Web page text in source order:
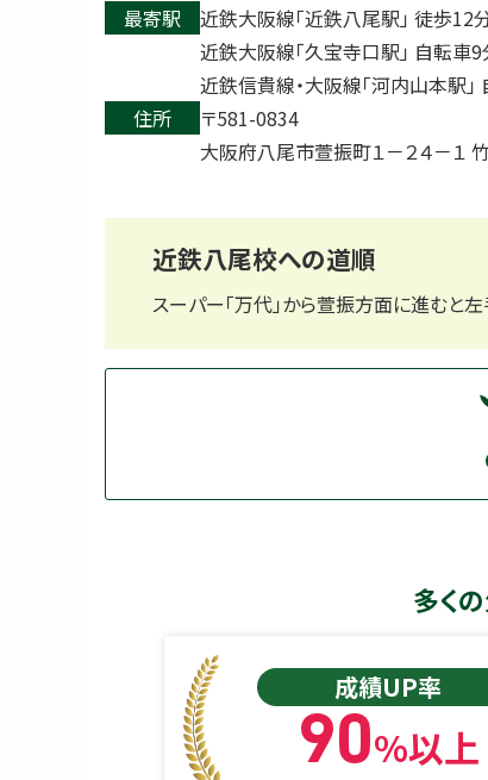
最寄駅
近鉄大阪線「近鉄八尾駅」 徒歩12
近鉄大阪線「久宝寺口駅」 自転車
近鉄信貴線・大阪線「河内山本駅
住所
〒581-0834
大阪府八尾市萱振町１－２４－１
近鉄八尾校への道順
スーパー「万代」から萱振方面に進むと
多く
成績UP率
90%以上